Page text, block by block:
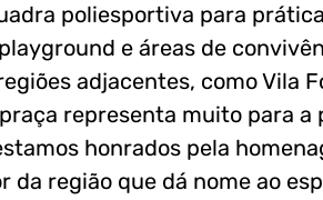
poliesportiva para
e áreas de
adjacentes, como Vila
representa muito para a
honrados pela
região que dá nome ao